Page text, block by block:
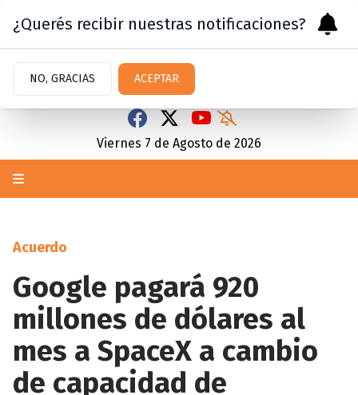
Viernes 7 de Agosto de 2026
Acuerdo
Google pagará 920
millones de dólares al
mes a SpaceX a cambio
de capacidad de
¿Querés recibir nuestras notificaciones?
NO, GRACIAS ACEPTAR